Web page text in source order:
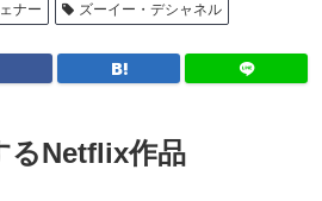
ナー
ズーイー・デシャネル
るNetflix作品